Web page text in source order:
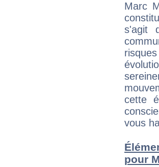
Marc
s'agit
cette
vous
pour